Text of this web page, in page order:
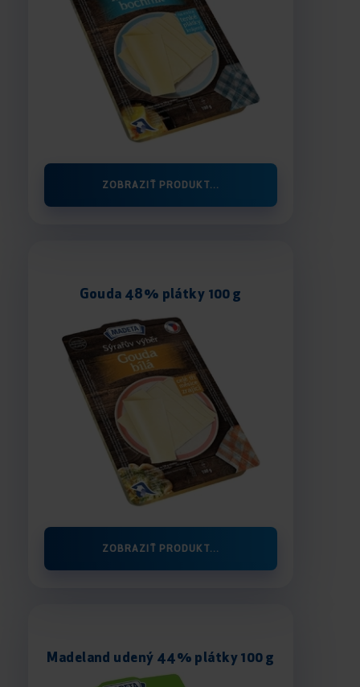
ZOBRAZIŤ PRODUKT...
Gouda 48% plátky 100 g
ZOBRAZIŤ PRODUKT...
Madeland udený 44% plátky 100 g